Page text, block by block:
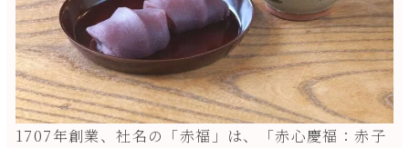
1707年創業、社名の「赤福」は、「赤心慶福：赤子